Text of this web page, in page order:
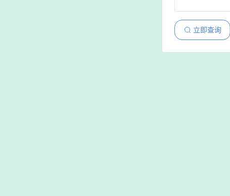
 立即查询